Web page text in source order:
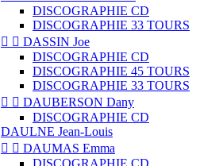
DISCOGRAPHIE CD
DISCOGRAPHIE 33 TOURS
  DASSIN Joe
DISCOGRAPHIE CD
DISCOGRAPHIE 45 TOURS
DISCOGRAPHIE 33 TOURS
  DAUBERSON Dany
DISCOGRAPHIE CD
DAULNE Jean-Louis
  DAUMAS Emma
DISCOGRAPHIE CD